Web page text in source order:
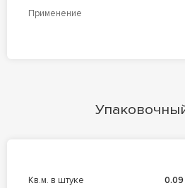
Применение
кв.м. в штуке 0.09